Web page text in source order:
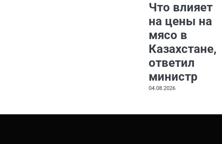
Что влияет
на цены на
мясо в
Казахстане,
ответил
министр
04.08.2026